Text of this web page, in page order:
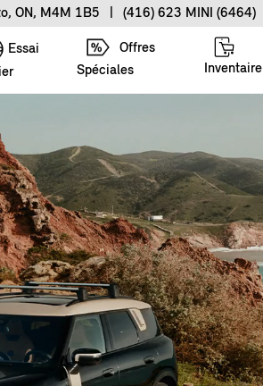
ON, M4M 1B5 (416) 623 MINI (6464)
Essai
Offres
Spéciales
Inventaire